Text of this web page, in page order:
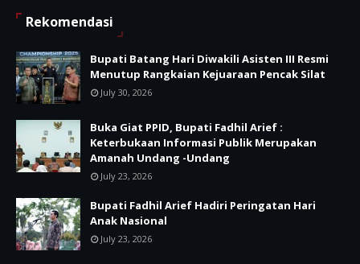
Rekomendasi
Bupati Batang Hari Diwakili Asisten III Resmi
Menutup Rangkaian Kejuaraan Pencak Silat
July 30, 2026
Buka Giat PPID, Bupati Fadhil Arief :
Keterbukaan Informasi Publik Merupakan
Amanah Undang -Undang
July 23, 2026
Bupati Fadhil Arief Hadiri Peringatan Hari
Anak Nasional
July 23, 2026